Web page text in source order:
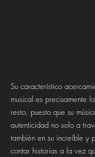
Su característico
musical es precisamente
resto, puesto que su
autenticidad no solo a
también en su increíble y
contar historias a la vez